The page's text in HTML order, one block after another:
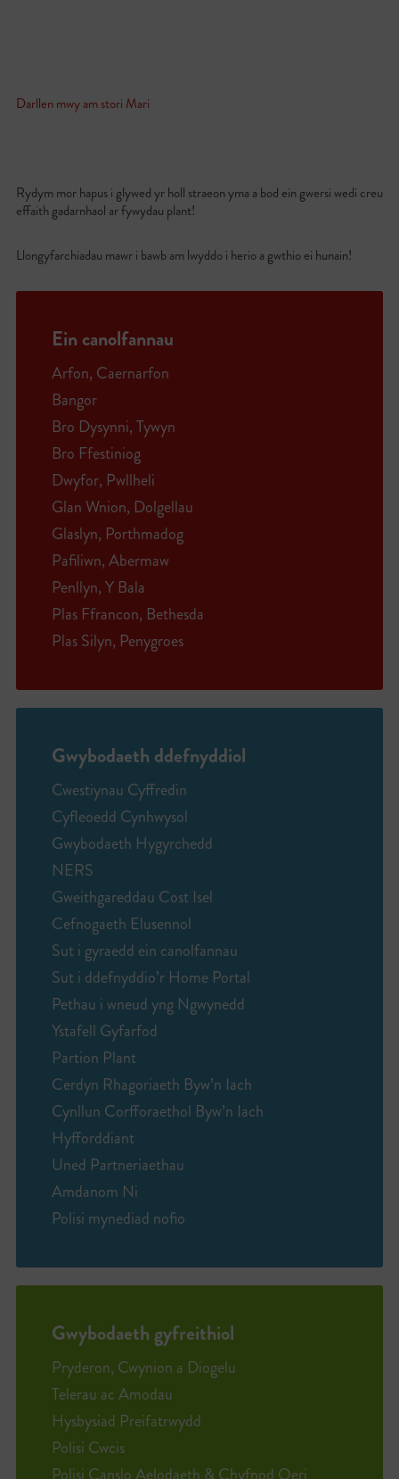
Darllen mwy am stori Mari
Rydym mor hapus i glywed yr holl straeon yma a bod ein gwersi wedi creu
effaith gadarnhaol ar fywydau plant!
Llongyfarchiadau mawr i bawb am lwyddo i herio a gwthio ei hunain!
Ein canolfannau
Arfon, Caernarfon
Bangor
Bro Dysynni, Tywyn
Bro Ffestiniog
Dwyfor, Pwllheli
Glan Wnion, Dolgellau
Glaslyn, Porthmadog
Pafiliwn, Abermaw
Penllyn, Y Bala
Plas Ffrancon, Bethesda
Plas Silyn, Penygroes
Gwybodaeth ddefnyddiol
Cwestiynau Cyffredin
Cyfleoedd Cynhwysol
Gwybodaeth Hygyrchedd
NERS
Gweithgareddau Cost Isel
Cefnogaeth Elusennol
Sut i gyraedd ein canolfannau
Sut i ddefnyddio’r Home Portal
Pethau i wneud yng Ngwynedd
Ystafell Gyfarfod
Partion Plant
Cerdyn Rhagoriaeth Byw’n Iach
Cynllun Corfforaethol Byw’n Iach
Hyfforddiant
Uned Partneriaethau
Amdanom Ni
Polisi mynediad nofio
Gwybodaeth gyfreithiol
Pryderon, Cwynion a Diogelu
Telerau ac Amodau
Hysbysiad Preifatrwydd
Polisi Cwcis